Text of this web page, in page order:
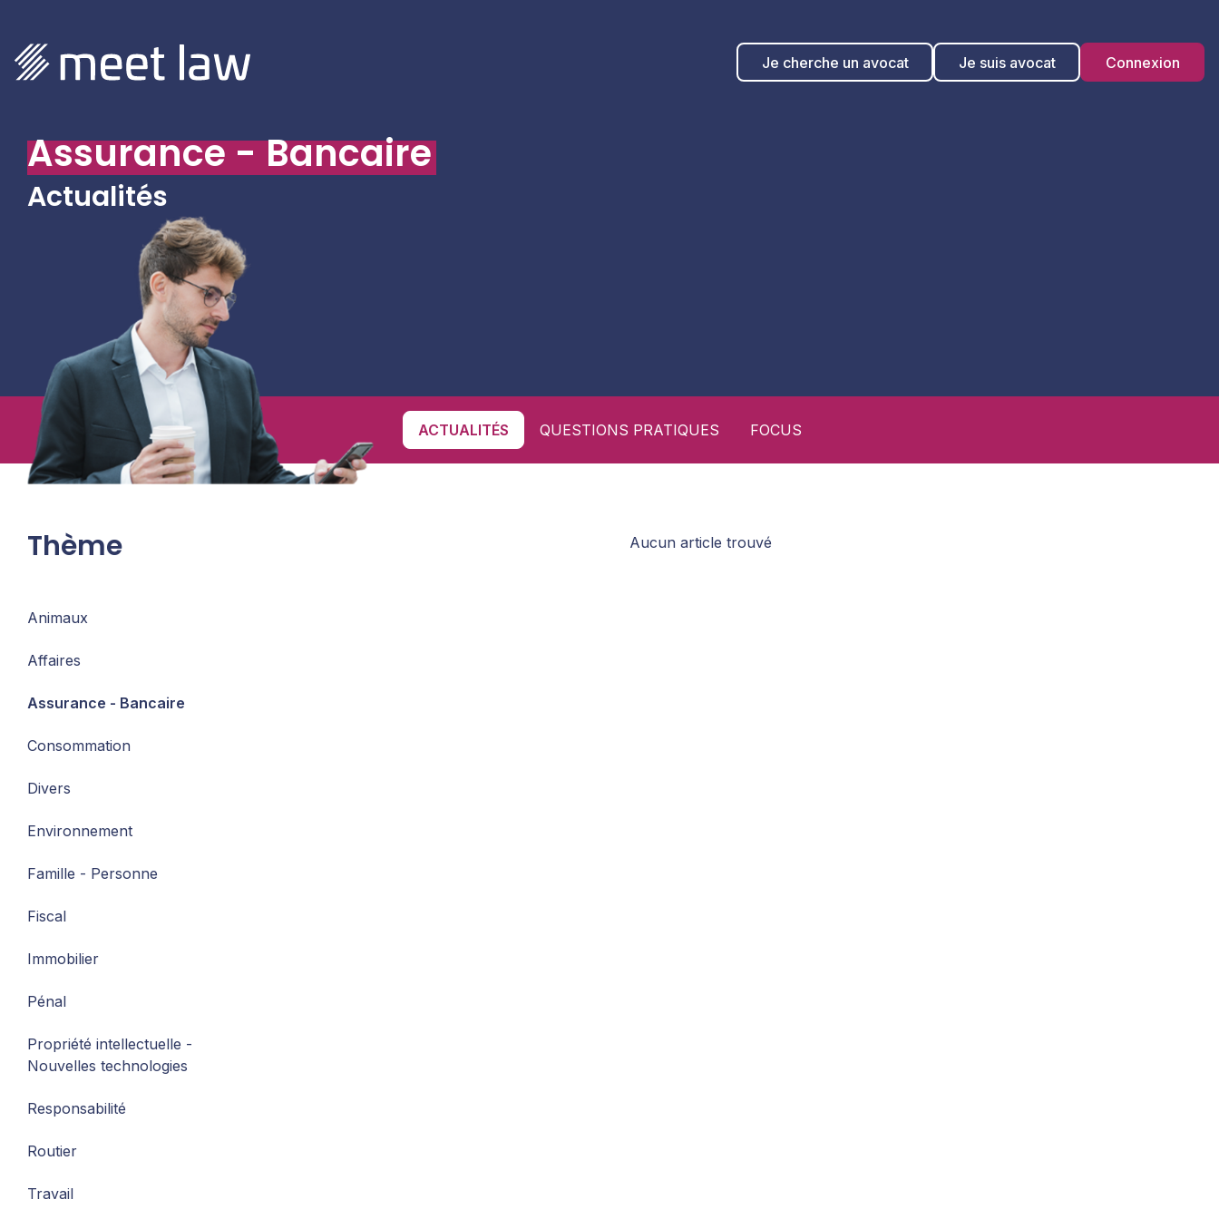
Je cherche un avocat Je suis avocat Connexion
Assurance - Bancaire
Actualités
ACTUALITÉS QUESTIONS PRATIQUES FOCUS
Thème
Animaux
Affaires
Assurance - Bancaire
Consommation
Divers
Environnement
Famille - Personne
Fiscal
Immobilier
Pénal
Propriété intellectuelle -
Nouvelles technologies
Responsabilité
Routier
Travail
Aucun article trouvé